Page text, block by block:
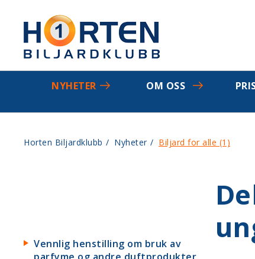
NYHETER OM OSS
Horten Biljardklubb / Nyheter / Biljard for alle (1)
Vennlig henstilling om bruk av